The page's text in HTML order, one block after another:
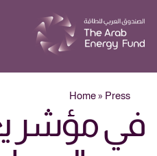
في مؤشر
Home » Press